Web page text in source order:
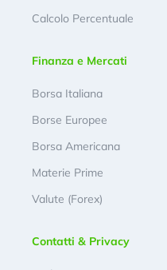
Calcolo Percentuale
Finanza e Mercati
Borsa Italiana
Borse Europee
Borsa Americana
Materie Prime
Valute (Forex)
Contatti & Privacy